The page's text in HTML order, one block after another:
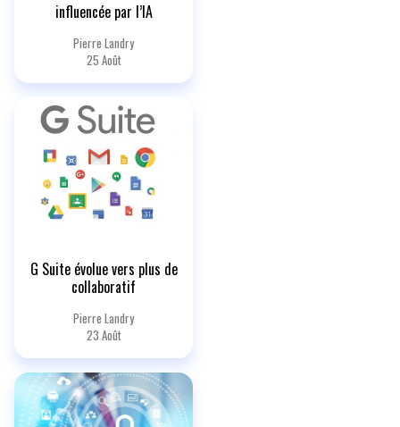
influencée par l’IA
Pierre Landry
25 Août
G Suite évolue vers plus de
collaboratif
Pierre Landry
23 Août